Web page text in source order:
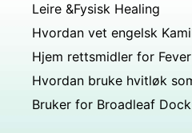
Leire &Fysisk Healing
Bruker for Broadleaf Dock